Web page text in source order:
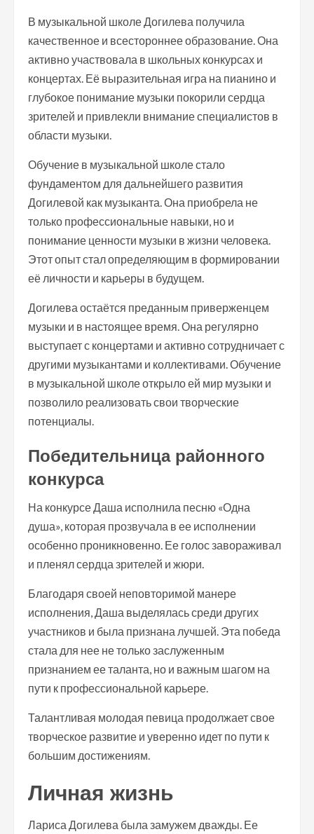
В музыкальной школе Догилева получила
качественное и всестороннее образование. Она
активно участвовала в школьных конкурсах и
концертах. Её выразительная игра на пианино и
глубокое понимание музыки покорили сердца
зрителей и привлекли внимание специалистов в
области музыки.
Обучение в музыкальной школе стало
фундаментом для дальнейшего развития
Догилевой как музыканта. Она приобрела не
только профессиональные навыки, но и
понимание ценности музыки в жизни человека.
Этот опыт стал определяющим в формировании
её личности и карьеры в будущем.
Догилева остаётся преданным приверженцем
музыки и в настоящее время. Она регулярно
выступает с концертами и активно сотрудничает с
другими музыкантами и коллективами. Обучение
в музыкальной школе открыло ей мир музыки и
позволило реализовать свои творческие
потенциалы.
Победительница районного
конкурса
На конкурсе Даша исполнила песню «Одна
душа», которая прозвучала в ее исполнении
особенно проникновенно. Ее голос завораживал
и пленял сердца зрителей и жюри.
Благодаря своей неповторимой манере
исполнения, Даша выделялась среди других
участников и была признана лучшей. Эта победа
стала для нее не только заслуженным
признанием ее таланта, но и важным шагом на
пути к профессиональной карьере.
Талантливая молодая певица продолжает свое
творческое развитие и уверенно идет по пути к
большим достижениям.
Личная жизнь
Лариса Догилева была замужем дважды. Ее